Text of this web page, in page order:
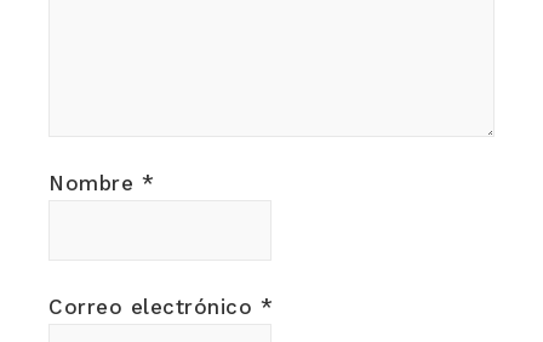
Nombre *
Correo electrónico *